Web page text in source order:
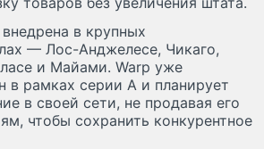
в крупных
— Лос-Анджелесе, Чикаго,
и Майами. Warp уже
в рамках серии A и планирует
в своей сети, не продавая его
чтобы сохранить конкурентное